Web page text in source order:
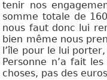
tenir nos
somme totale de
nous faut donc lui
bien même nous
l’île pour le lui
Personne n’a fait
choses, pas des